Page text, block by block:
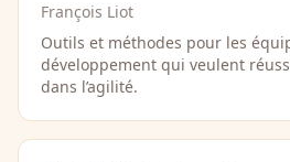
François Liot
Outils et méthodes pour les
développement qui veulent
dans l’agilité.